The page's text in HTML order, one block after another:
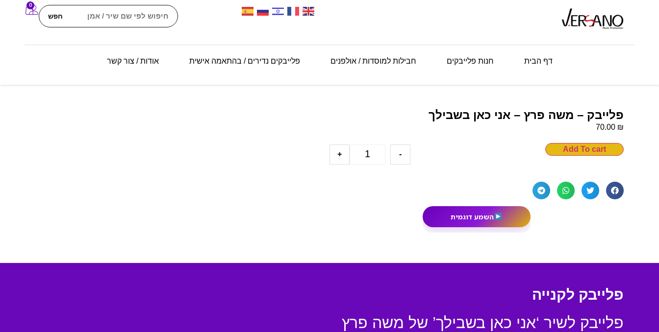
חפש
0
דף הבית חנות פלייבקים חבילות למוסדות / אולפנים פלייבקים נדירים / בהתאמה אישית אודות / צור קשר
פלייבק – משה פרץ – אני כאן בשבילך
70.00 ₪
-
+
Add To cart
השמע דוגמית
פלייבק לקנייה
פלייבק לשיר ‘אני כאן בשבילך’ של משה פרץ